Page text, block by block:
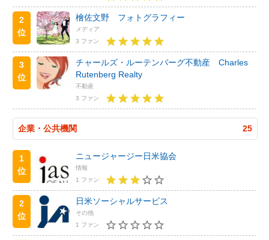
2
位
檜佐文野 フォトグラフィー
メディア
3 ファン
3
位
チャールズ・ルーテンバーグ不動産 Charles
Rutenberg Realty
不動産
3 ファン
企業・公共機関 25
1
位
ニュージャージー日米協会
情報
1 ファン
2
位
日米ソーシャルサービス
その他
1 ファン